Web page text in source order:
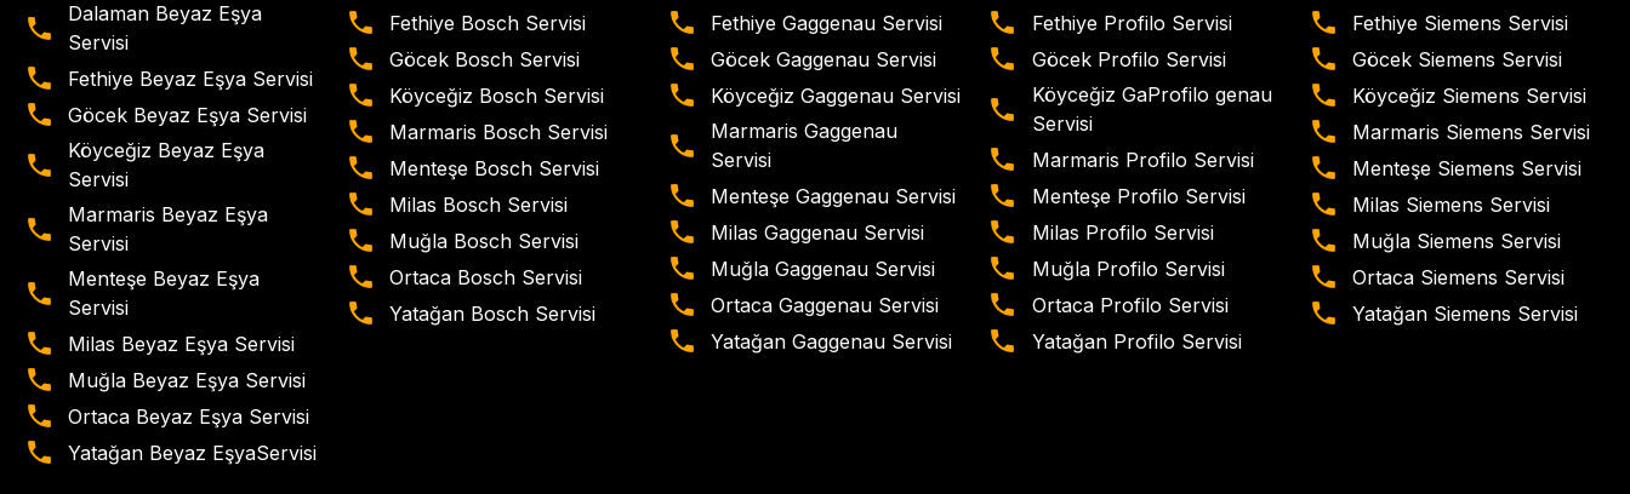
Dalaman Beyaz Eşya
Servisi
Fethiye Beyaz Eşya Servisi
Göcek Beyaz Eşya Servisi
Köyceğiz Beyaz Eşya
Servisi
Marmaris Beyaz Eşya
Servisi
Menteşe Beyaz Eşya
Servisi
Milas Beyaz Eşya Servisi
Muğla Beyaz Eşya Servisi
Ortaca Beyaz Eşya Servisi
Yatağan Beyaz EşyaServisi
Fethiye Bosch Servisi
Göcek Bosch Servisi
Köyceğiz Bosch Servisi
Marmaris Bosch Servisi
Menteşe Bosch Servisi
Milas Bosch Servisi
Muğla Bosch Servisi
Ortaca Bosch Servisi
Yatağan Bosch Servisi
Fethiye Gaggenau Servisi
Göcek Gaggenau Servisi
Köyceğiz Gaggenau Servisi
Marmaris Gaggenau
Servisi
Menteşe Gaggenau Servisi
Milas Gaggenau Servisi
Muğla Gaggenau Servisi
Ortaca Gaggenau Servisi
Yatağan Gaggenau Servisi
Fethiye Profilo Servisi
Göcek Profilo Servisi
Köyceğiz GaProfilo genau
Servisi
Marmaris Profilo Servisi
Menteşe Profilo Servisi
Milas Profilo Servisi
Muğla Profilo Servisi
Ortaca Profilo Servisi
Yatağan Profilo Servisi
Fethiye Siemens Servisi
Göcek Siemens Servisi
Köyceğiz Siemens Servisi
Marmaris Siemens Servisi
Menteşe Siemens Servisi
Milas Siemens Servisi
Muğla Siemens Servisi
Ortaca Siemens Servisi
Yatağan Siemens Servisi